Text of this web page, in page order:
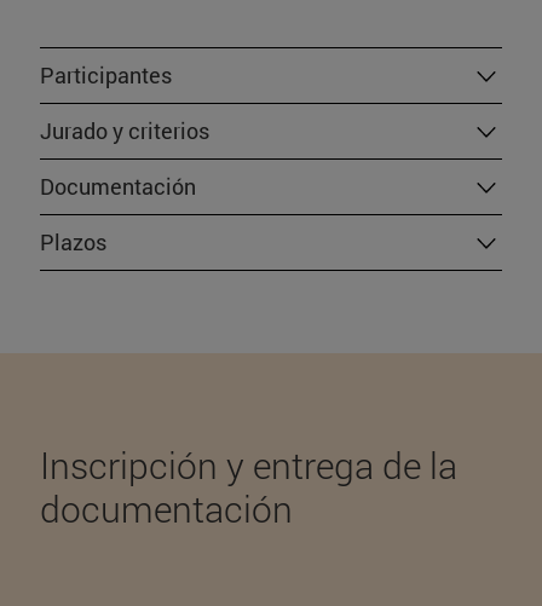
Participantes
Jurado y criterios
Documentación
Plazos
Inscripción y entrega de la
documentación